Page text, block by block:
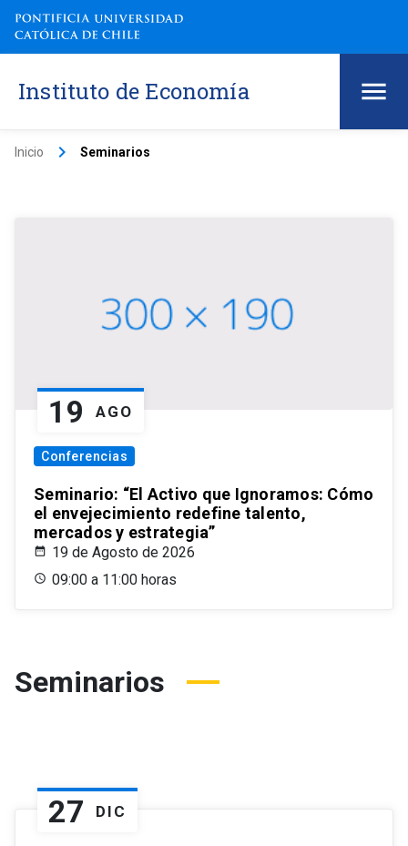
Instituto de Economía
Inicio keyboard_arrow_right Seminarios
19 AGO
Conferencias
Seminario: “El Activo que Ignoramos: Cómo
el envejecimiento redefine talento,
mercados y estrategia”
19 de Agosto de 2026
09:00 a 11:00 horas
Seminarios
27 DIC